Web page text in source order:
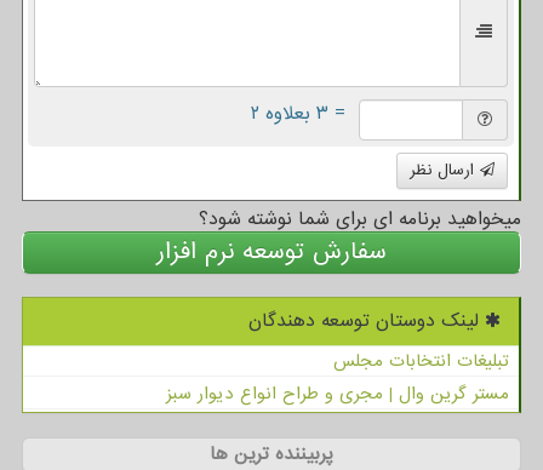
= ۳ بعلاوه ۲
ارسال نظر
میخواهید برنامه ای برای شما نوشته شود؟
سفارش توسعه نرم افزار
لینک دوستان توسعه دهندگان
تبلیغات انتخابات مجلس
مستر گرین وال | مجری و طراح انواع دیوار سبز
پربیننده ترین ها